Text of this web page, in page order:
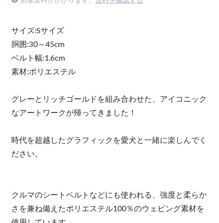
サイズ:Sサイズ
胴囲:30～45cm
ベルト幅:1.6cm
素材:ポリエステル
グレーとリッチゴールドを組み合わせた、アイコニック
なアートワークが帰ってきました！
時代を超越したグラフィックを愛犬と一緒に楽しんでく
ださい。
クルマのシートベルトなどにも使われる、強度と柔らか
さを兼ね備えたポリエステル100％のウェビング素材を